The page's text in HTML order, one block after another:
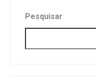
Pesquisar